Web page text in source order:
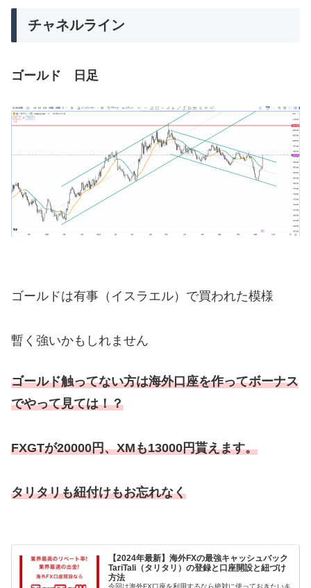
チャネルライン
ゴールド 日足
ゴールドは有事（イスラエル）で買われた模様
暫く強いかもしれません
ゴールド触ってない方は海外口座を作ってボーナス
でやって見ては！？
FXGTが20000円、XMも13000円貰えます。
タリタリも紐付けもお忘れなく
【2024年最新】海外FXの最強キャッシュバック
TariTali（タリタリ）の登録と口座開設と紐づけ
方法